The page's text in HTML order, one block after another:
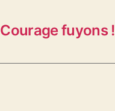
Courage fuyons !